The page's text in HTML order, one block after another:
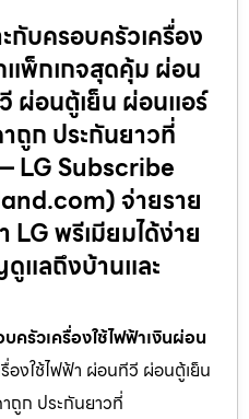
กับครอบครัวเครื่อง
แพ็กเกจสุดคุ้ม ผ่อน
ผ่อนตู้เย็น ผ่อนแอร์
ถูก ประกันยาวที่
LG Subscribe
จ่ายราย
LG พรีเมียมได้ง่าย
แลถึงบ้านและ
ครัวเครื่องใช้ไฟฟ้าเงินผ่อน
งใช้ไฟฟ้า ผ่อนทีวี ผ่อนตู้เย็น
ถูก ประกันยาวที่